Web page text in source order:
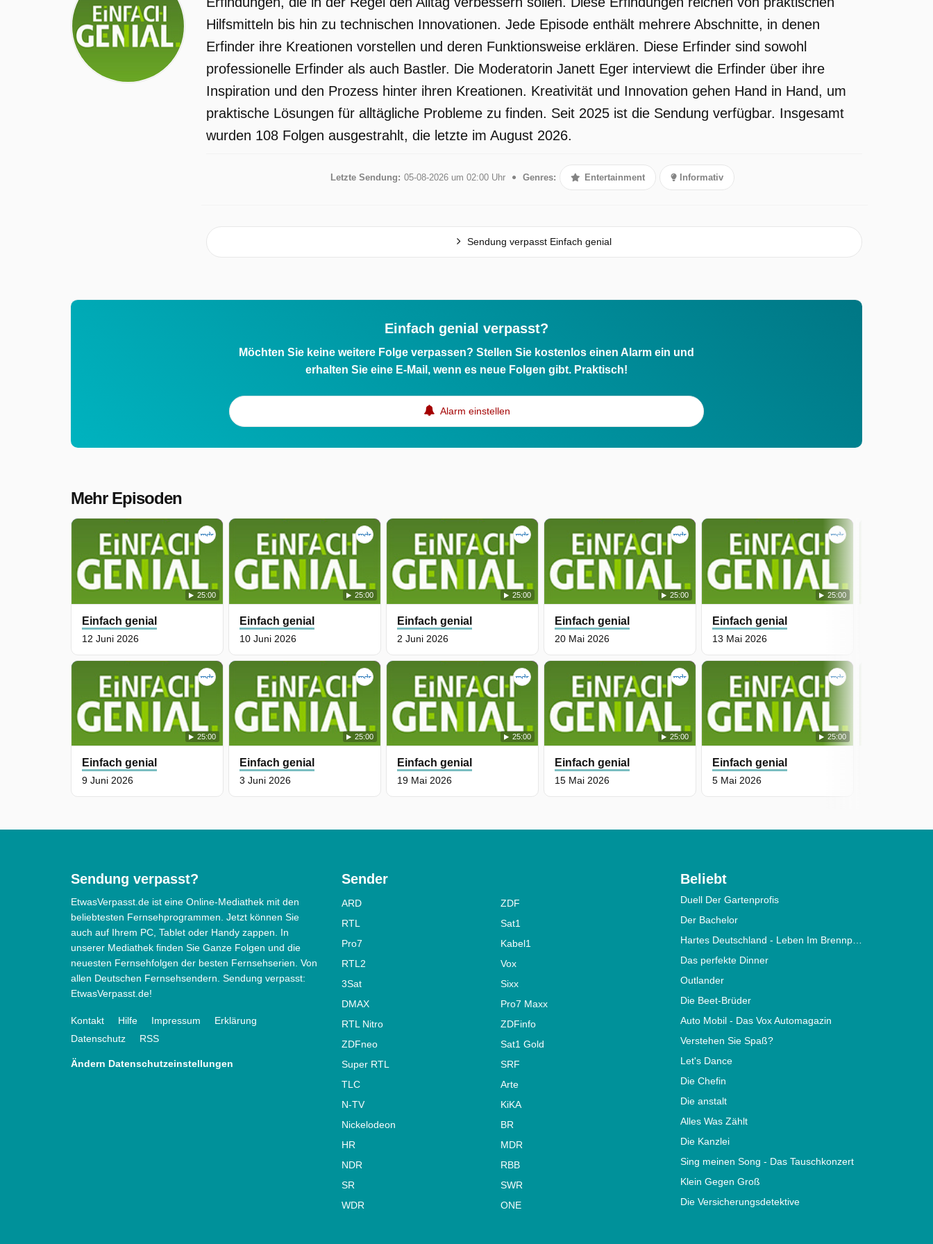
auf engsten Baustellen zum Einsatz
kommen. Da zudem die Fahrerkabine
ausgespart ist, kann die Maschine per
Fernsteuerung auch von Laien ohne
Spezialausbildung bedient werden. DIY-
Influencer Finn Clausen testet die
Erfindung im Einsatz auf einer
Maschinentechnik e. V.) begutachtet die
ausgestrahlt am Freitag 8 Mai 2026,
Hilfsmitteln bis hin zu technischen Innovationen. Jede Episode enthält mehrere Abschnitte, in denen
Erfinder ihre Kreationen vorstellen und deren Funktionsweise erklären. Diese Erfinder sind sowohl
professionelle Erfinder als auch Bastler. Die Moderatorin Janett Eger interviewt die Erfinder über ihre
Inspiration und den Prozess hinter ihren Kreationen. Kreativität und Innovation gehen Hand in Hand, um
praktische Lösungen für alltägliche Probleme zu finden. Seit 2025 ist die Sendung verfügbar. Insgesamt
wurden 108 Folgen ausgestrahlt, die letzte im August 2026.
Letzte Sendung: 05-08-2026 um 02:00 Uhr Genres: Entertainment Informativ
Sendung verpasst Einfach genial
Einfach genial verpasst?
Möchten Sie keine weitere Folge verpassen? Stellen Sie kostenlos einen Alarm ein und
erhalten Sie eine E-Mail, wenn es neue Folgen gibt. Praktisch!
Alarm einstellen
Mehr Episoden
25:00
Einfach genial
12 Juni 2026
25:00
Einfach genial
10 Juni 2026
25:00
Einfach genial
9 Juni 2026
25:00
Einfach genial
3 Juni 2026
25:00
Einfach genial
2 Juni 2026
25:00
Einfach genial
20 Mai 2026
25:00
Einfach genial
19 Mai 2026
25:00
Einfach genial
15 Mai 2026
25:00
Einfach genial
13 Mai 2026
25:00
Einfach genial
5 Mai 2026
Sendung verpasst?
EtwasVerpasst.de ist eine Online-Mediathek mit den
beliebtesten Fernsehprogrammen. Jetzt können Sie
auch auf Ihrem PC, Tablet oder Handy zappen. In
unserer Mediathek finden Sie Ganze Folgen und die
neuesten Fernsehfolgen der besten Fernsehserien. Von
allen Deutschen Fernsehsendern. Sendung verpasst:
EtwasVerpasst.de!
Kontakt Hilfe Impressum
Erklärung
Datenschutz
RSS
Ändern Datenschutzeinstellungen
Sender
ARD
ZDF
RTL
Sat1
Pro7
Kabel1
RTL2
Vox
3Sat
Sixx
DMAX
Pro7 Maxx
RTL Nitro
ZDFinfo
ZDFneo
Sat1 Gold
Super RTL
SRF
TLC
Arte
N-TV
KiKA
Nickelodeon
BR
HR
MDR
NDR
RBB
SR
SWR
WDR
ONE
Beliebt
Duell Der Gartenprofis
Der Bachelor
Hartes Deutschland - Leben Im Brennpunkt
Das perfekte Dinner
Outlander
Die Beet-Brüder
Auto Mobil - Das Vox Automagazin
Verstehen Sie Spaß?
Let's Dance
Die Chefin
Die anstalt
Alles Was Zählt
Die Kanzlei
Sing meinen Song - Das Tauschkonzert
Klein Gegen Groß
Die Versicherungsdetektive